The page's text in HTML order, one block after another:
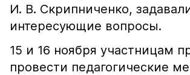
И. В. Скрипниченко,
интересующие вопросы.
15 и 16 ноября участницам
провести педагогические